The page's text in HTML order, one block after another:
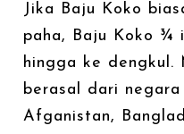
Jika Baju Koko
paha, Baju Koko ¾
hingga ke dengkul.
berasal dari
Afganistan,